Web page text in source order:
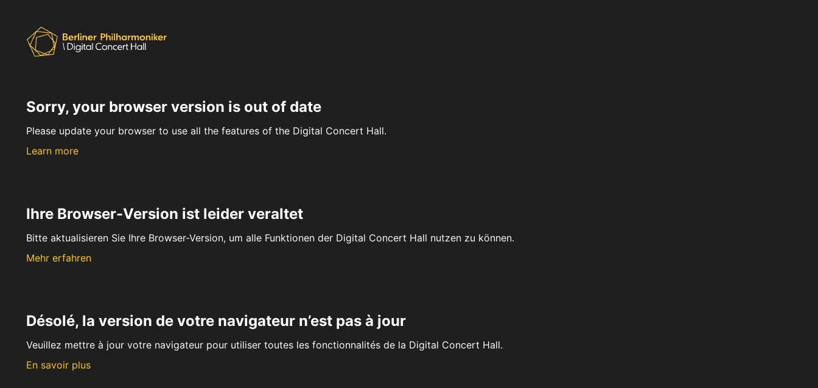
Sorry, your browser version is out of date
Please update your browser to use all the features of the Digital Concert Hall.
Learn more
Ihre Browser-Version ist leider veraltet
Bitte aktualisieren Sie Ihre Browser-Version, um alle Funktionen der Digital Concert Hall nutzen zu können.
Mehr erfahren
Désolé, la version de votre navigateur n’est pas à jour
Veuillez mettre à jour votre navigateur pour utiliser toutes les fonctionnalités de la Digital Concert Hall.
En savoir plus